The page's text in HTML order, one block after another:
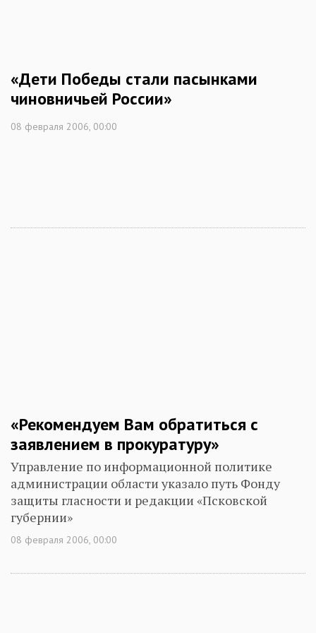
«Дети Победы стали пасынками
чиновничьей России»
08 февраля 2006, 00:00
«Рекомендуем Вам обратиться с
заявлением в прокуратуру»
Управление по информационной политике
администрации области указало путь Фонду
защиты гласности и редакции «Псковской
губернии»
08 февраля 2006, 00:00